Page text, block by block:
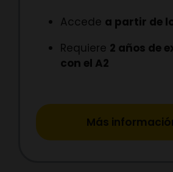
Accede a partir de
Requiere 2 años de
con el A2
Más